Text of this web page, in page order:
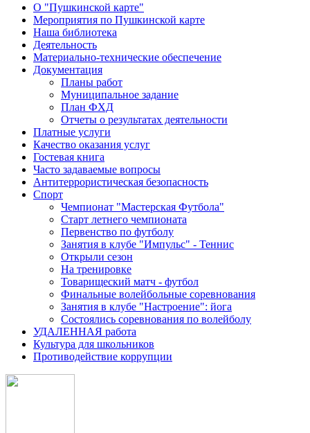
О "Пушкинской карте"
Мероприятия по Пушкинской карте
Наша библиотека
Деятельность
Материально-технические обеспечение
Документация
Планы работ
Муниципальное задание
План ФХД
Отчеты о результатах деятельности
Платные услуги
Качество оказания услуг
Гостевая книга
Часто задаваемые вопросы
Антитеррористическая безопасность
Спорт
Чемпионат "Мастерская Футбола"
Старт летнего чемпионата
Первенство по футболу
Занятия в клубе "Импульс" - Теннис
Открыли сезон
На тренировке
Товарищеский матч - футбол
Финальные волейбольные соревнования
Занятия в клубе "Настроение": йога
Состоялись соревнования по волейболу
УДАЛЕННАЯ работа
Культура для школьников
Противодействие коррупции